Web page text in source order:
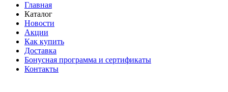
Главная
Каталог
Новости
Акции
Как купить
Доставка
Бонусная программа и сертификаты
Контакты